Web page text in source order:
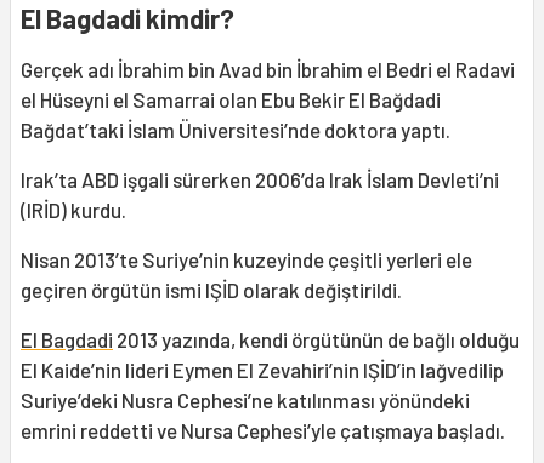
El Bagdadi kimdir?
Gerçek adı İbrahim bin Avad bin İbrahim el Bedri el Radavi
el Hüseyni el Samarrai olan Ebu Bekir El Bağdadi
Bağdat’taki İslam Üniversitesi’nde doktora yaptı.
Irak’ta ABD işgali sürerken 2006’da Irak İslam Devleti’ni
(IRİD) kurdu.
Nisan 2013’te Suriye’nin kuzeyinde çeşitli yerleri ele
geçiren örgütün ismi IŞİD olarak değiştirildi.
El Bagdadi 2013 yazında, kendi örgütünün de bağlı olduğu
El Kaide’nin lideri Eymen El Zevahiri’nin IŞİD’in lağvedilip
Suriye’deki Nusra Cephesi’ne katılınması yönündeki
emrini reddetti ve Nursa Cephesi’yle çatışmaya başladı.